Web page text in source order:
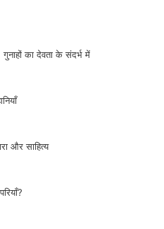
हराने की बात कर रहे हैं,
के साथ न मिलकर
उतरते हैं तो ऐसा न हो
समाज के
का देवता के संदर्भ में
और साहित्य